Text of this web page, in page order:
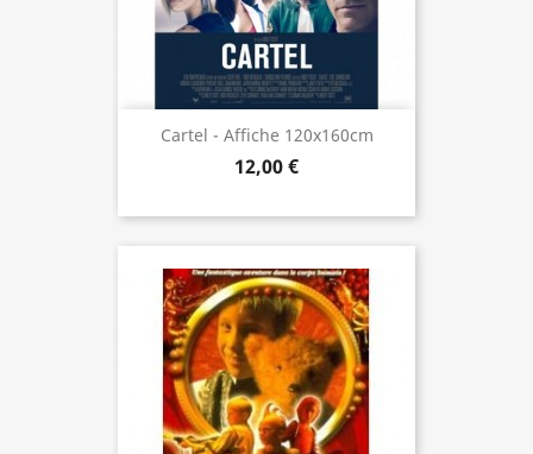
Cartel - Affiche 120x160cm
12,00 €